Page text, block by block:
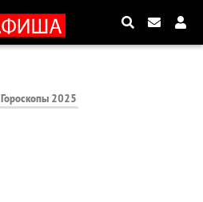
Гороскопы 2025